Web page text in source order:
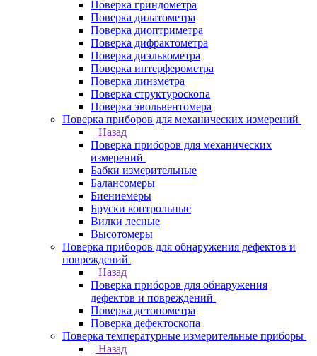
Поверка гриндометра
Поверка дилатометра
Поверка диоптриметра
Поверка дифрактометра
Поверка диэлькометра
Поверка интерферометра
Поверка линзметра
Поверка структуроскопа
Поверка эвольвентомера
Поверка приборов для механических измерений
Назад
Поверка приборов для механических
измерений
Бабки измерительные
Балансомеры
Биениемеры
Бруски контрольные
Вилки лесные
Высотомеры
Поверка приборов для обнаружения дефектов и
повреждений
Назад
Поверка приборов для обнаружения
дефектов и повреждений
Поверка детонометра
Поверка дефектоскопа
Поверка температурные измерительные приборы
Назад